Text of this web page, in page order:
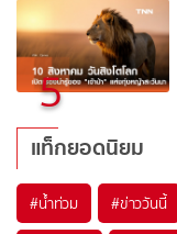
5
แท็กยอดนิยม
#น้ำท่วม #ข่าววันนี้